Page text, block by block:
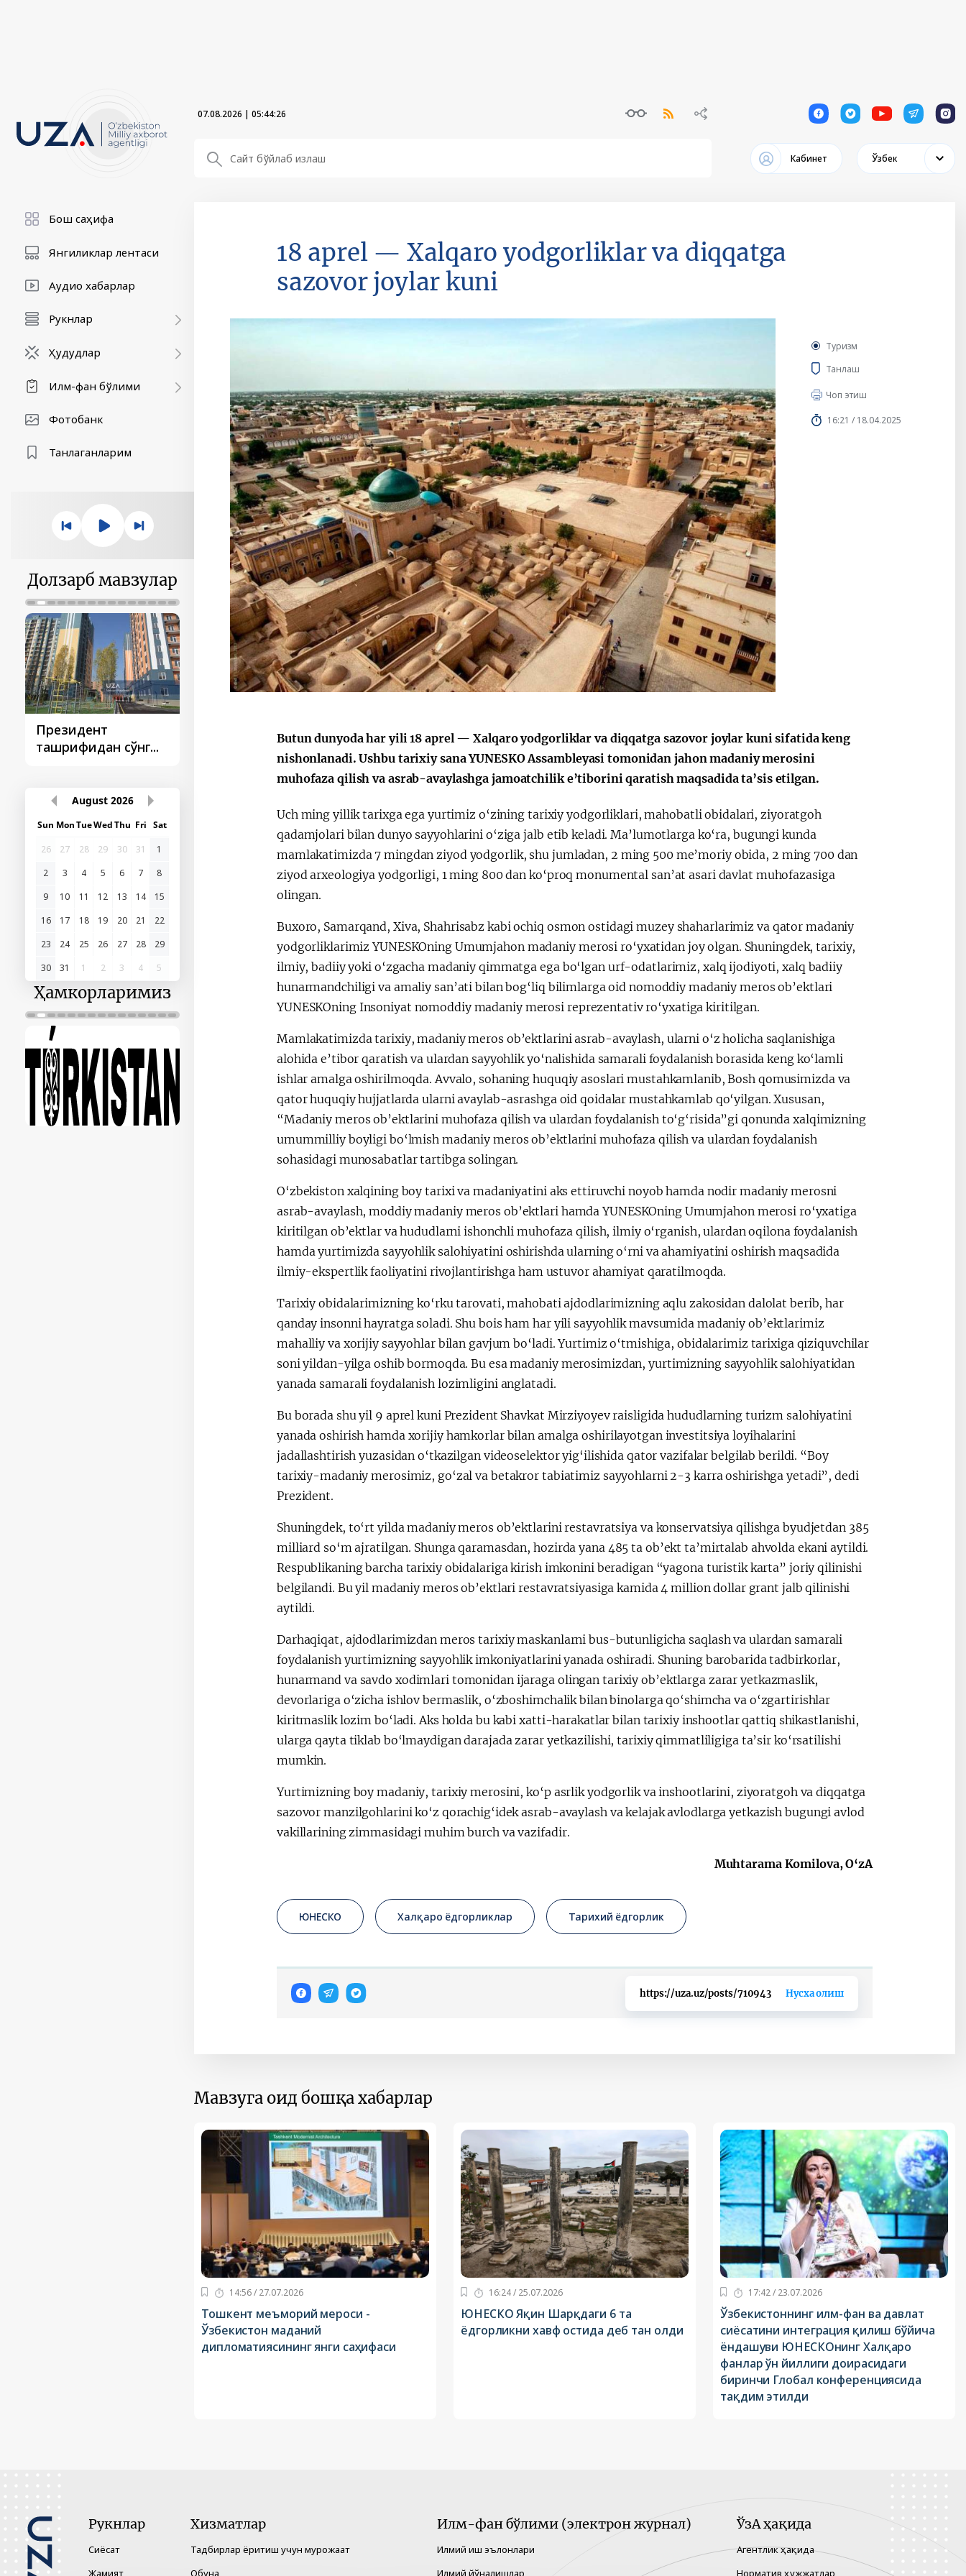
07.08.2026 | 05:44:27 1 1 1 1 1
Кабинет Ўзбек
Бош саҳифа
Янгиликлар лентаси
Аудио хабарлар
Рукнлар
Ҳудудлар
Илм-фан бўлими
Фотобанк
Танлаганларим
Долзарб мавзулар
Президент
ташрифидан сўнг...
ташрифлари
Қарор ва ижро
“Ўзбекистон – 2030”
стратегияси
Президент Шавкат
Мирзиёев
раислигида
ўтказилган
йиғилишлари
August 2026
Sun MonTueWedThu Fri Sat
26
27 28 29 30 31
1
2
3 4 5 6 7
8
9
10 11 12 13 14
15
16
17 18 19 20 21
22
23
24 25 26 27 28
29
30
31 1 2 3 4 5
Ҳамкорларимиз
18 aprel — Xalqaro yodgorliklar va diqqatga
sazovor joylar kuni
Туризм
Танлаш
Чоп этиш
16:21 / 18.04.2025
Butun dunyoda har yili 18 aprel — Xalqaro yodgorliklar va diqqatga sazovor joylar kuni sifatida keng
nishonlanadi. Ushbu tarixiy sana YUNESKO Assambleyasi tomonidan jahon madaniy merosini
muhofaza qilish va asrab-avaylashga jamoatchilik e’tiborini qaratish maqsadida ta’sis etilgan.
Uch ming yillik tarixga ega yurtimiz o‘zining tarixiy yodgorliklari, mahobatli obidalari, ziyoratgoh
qadamjolari bilan dunyo sayyohlarini o‘ziga jalb etib keladi. Ma’lumotlarga ko‘ra, bugungi kunda
mamlakatimizda 7 mingdan ziyod yodgorlik, shu jumladan, 2 ming 500 me’moriy obida, 2 ming 700 dan
ziyod arxeologiya yodgorligi, 1 ming 800 dan ko‘proq monumental san’at asari davlat muhofazasiga
olingan.
Buxoro, Samarqand, Xiva, Shahrisabz kabi ochiq osmon ostidagi muzey shaharlarimiz va qator madaniy
yodgorliklarimiz YUNESKOning Umumjahon madaniy merosi ro‘yxatidan joy olgan. Shuningdek, tarixiy,
ilmiy, badiiy yoki o‘zgacha madaniy qimmatga ega bo‘lgan urf-odatlarimiz, xalq ijodiyoti, xalq badiiy
hunarmandchiligi va amaliy san’ati bilan bog‘liq bilimlarga oid nomoddiy madaniy meros ob’ektlari
YUNESKOning Insoniyat nomoddiy madaniy merosi reprezentativ ro‘yxatiga kiritilgan.
Mamlakatimizda tarixiy, madaniy meros ob’ektlarini asrab-avaylash, ularni o‘z holicha saqlanishiga
alohida e’tibor qaratish va ulardan sayyohlik yo‘nalishida samarali foydalanish borasida keng ko‘lamli
ishlar amalga oshirilmoqda. Avvalo, sohaning huquqiy asoslari mustahkamlanib, Bosh qomusimizda va
qator huquqiy hujjatlarda ularni avaylab-asrashga oid qoidalar mustahkamlab qo‘yilgan. Xususan,
“Madaniy meros ob’ektlarini muhofaza qilish va ulardan foydalanish to‘g‘risida”gi qonunda xalqimizning
umummilliy boyligi bo‘lmish madaniy meros ob’ektlarini muhofaza qilish va ulardan foydalanish
sohasidagi munosabatlar tartibga solingan.
O‘zbekiston xalqining boy tarixi va madaniyatini aks ettiruvchi noyob hamda nodir madaniy merosni
asrab-avaylash, moddiy madaniy meros ob’ektlari hamda YUNESKOning Umumjahon merosi ro‘yxatiga
kiritilgan ob’ektlar va hududlarni ishonchli muhofaza qilish, ilmiy o‘rganish, ulardan oqilona foydalanish
hamda yurtimizda sayyohlik salohiyatini oshirishda ularning o‘rni va ahamiyatini oshirish maqsadida
ilmiy-ekspertlik faoliyatini rivojlantirishga ham ustuvor ahamiyat qaratilmoqda.
Tarixiy obidalarimizning ko‘rku tarovati, mahobati ajdodlarimizning aqlu zakosidan dalolat berib, har
qanday insonni hayratga soladi. Shu bois ham har yili sayyohlik mavsumida madaniy ob’ektlarimiz
mahalliy va xorijiy sayyohlar bilan gavjum bo‘ladi. Yurtimiz o‘tmishiga, obidalarimiz tarixiga qiziquvchilar
soni yildan-yilga oshib bormoqda. Bu esa madaniy merosimizdan, yurtimizning sayyohlik salohiyatidan
yanada samarali foydalanish lozimligini anglatadi.
Bu borada shu yil 9 aprel kuni Prezident Shavkat Mirziyoyev raisligida hududlarning turizm salohiyatini
yanada oshirish hamda xorijiy hamkorlar bilan amalga oshirilayotgan investitsiya loyihalarini
jadallashtirish yuzasidan o‘tkazilgan videoselektor yig‘ilishida qator vazifalar belgilab berildi. “Boy
tarixiy-madaniy merosimiz, go‘zal va betakror tabiatimiz sayyohlarni 2-3 karra oshirishga yetadi”, dedi
Prezident.
Shuningdek, to‘rt yilda madaniy meros ob’ektlarini restavratsiya va konservatsiya qilishga byudjetdan 385
milliard so‘m ajratilgan. Shunga qaramasdan, hozirda yana 485 ta ob’ekt ta’mirtalab ahvolda ekani aytildi.
Respublikaning barcha tarixiy obidalariga kirish imkonini beradigan “yagona turistik karta” joriy qilinishi
belgilandi. Bu yil madaniy meros ob’ektlari restavratsiyasiga kamida 4 million dollar grant jalb qilinishi
aytildi.
Darhaqiqat, ajdodlarimizdan meros tarixiy maskanlarni bus-butunligicha saqlash va ulardan samarali
foydalanish yurtimizning sayyohlik imkoniyatlarini yanada oshiradi. Shuning barobarida tadbirkorlar,
hunarmand va savdo xodimlari tomonidan ijaraga olingan tarixiy ob’ektlarga zarar yetkazmaslik,
devorlariga o‘zicha ishlov bermaslik, o‘zboshimchalik bilan binolarga qo‘shimcha va o‘zgartirishlar
kiritmaslik lozim bo‘ladi. Aks holda bu kabi xatti-harakatlar bilan tarixiy inshootlar qattiq shikastlanishi,
ularga qayta tiklab bo‘lmaydigan darajada zarar yetkazilishi, tarixiy qimmatliligiga ta’sir ko‘rsatilishi
mumkin.
Yurtimizning boy madaniy, tarixiy merosini, ko‘p asrlik yodgorlik va inshootlarini, ziyoratgoh va diqqatga
sazovor manzilgohlarini ko‘z qorachig‘idek asrab-avaylash va kelajak avlodlarga yetkazish bugungi avlod
vakillarining zimmasidagi muhim burch va vazifadir.
Muhtarama Komilova, O‘zA
ЮНЕСКО Халқаро ёдгорликлар Тарихий ёдгорлик
https://uza.uz/posts/710943 Нусха олиш
Мавзуга оид бошқа хабарлар
14:56 / 27.07.2026
Тошкент меъморий мероси -
Ўзбекистон маданий
дипломатиясининг янги саҳифаси
16:24 / 25.07.2026
ЮНЕСКО Яқин Шарқдаги 6 та
ёдгорликни хавф остида деб тан олди
17:42 / 23.07.2026
Ўзбекистоннинг илм-фан ва давлат
сиёсатини интеграция қилиш бўйича
ёндашуви ЮНЕСКОнинг Халқаро
фанлар ўн йиллиги доирасидаги
биринчи Глобал конференциясида
тақдим этилди
Рукнлар
Сиёсат
Жамият
Хизматлар
Тадбирлар ёритиш учун мурожаат
Обуна
Илм-фан бўлими (электрон журнал)
Илмий иш эълонлари
Илмий йўналишлар
ЎзА ҳақида
Агентлик ҳақида
Норматив ҳужжатлар